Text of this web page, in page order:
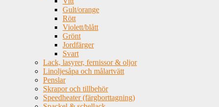
Gult/orange
Rött
Violett/blått
Grönt
Jordfärger
Svart
Lack, lasyrer, fernissor & oljor
Linoljesåpa och målartvätt
Penslar
Skrapor och tillbehör
Speedheater (färgborttagning)